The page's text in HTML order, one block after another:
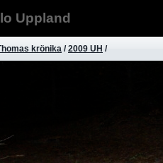
Uppland
krönika /2009 UH /